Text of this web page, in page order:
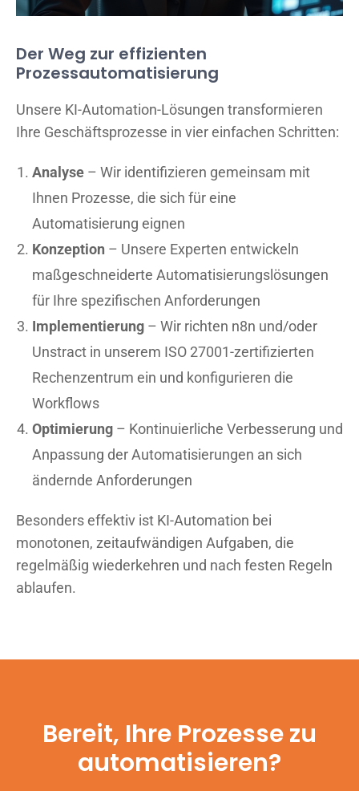
Der Weg zur effizienten
Prozessautomatisierung
Unsere KI-Automation-Lösungen transformieren
Ihre Geschäftsprozesse in vier einfachen Schritten:
Analyse – Wir identifizieren gemeinsam mit
Ihnen Prozesse, die sich für eine
Automatisierung eignen
Konzeption – Unsere Experten entwickeln
maßgeschneiderte Automatisierungslösungen
für Ihre spezifischen Anforderungen
Implementierung – Wir richten n8n und/oder
Unstract in unserem ISO 27001-zertifizierten
Rechenzentrum ein und konfigurieren die
Workflows
Optimierung – Kontinuierliche Verbesserung und
Anpassung der Automatisierungen an sich
ändernde Anforderungen
Besonders effektiv ist KI-Automation bei
monotonen, zeitaufwändigen Aufgaben, die
regelmäßig wiederkehren und nach festen Regeln
ablaufen.
Bereit, Ihre Prozesse zu
automatisieren?